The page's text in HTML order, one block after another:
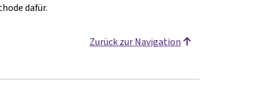
dafür.
Zurück zur Navigation